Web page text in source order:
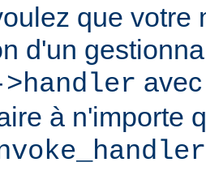
que votre
d'un
à n'importe